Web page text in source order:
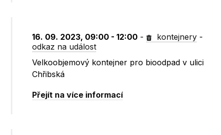
16. 09. 2023, 09:00 - 12:00 - kontejnery -
odkaz na událost
Velkoobjemový kontejner pro bioodpad v ulici
Chřibská
Přejít na více informací